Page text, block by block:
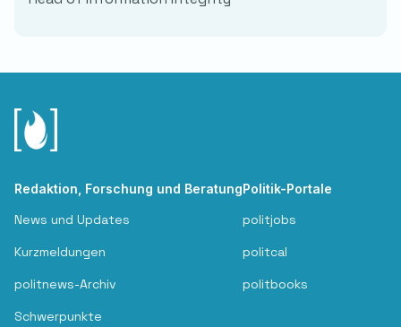
Redaktion, Forschung und Beratung
News und Updates
Kurzmeldungen
politnews-Archiv
Schwerpunkte
Politik-Portale
politjobs
politcal
politbooks